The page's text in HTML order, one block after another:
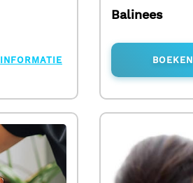
INFORMATIE
Balinees
BOEKEN